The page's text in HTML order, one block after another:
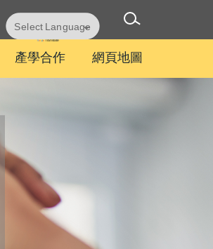
Translate
產學合作 網頁地圖